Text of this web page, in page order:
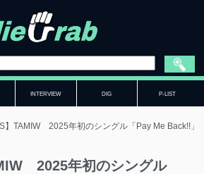
INTERVIEW DIG P-LIST
】TAMIW 2025年初のシングル「Pay Me Back!!」
2025年初のシングル